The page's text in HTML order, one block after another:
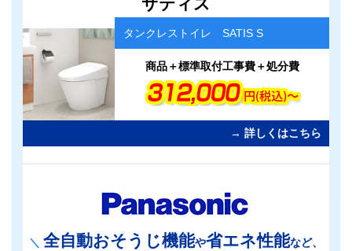
リ
ン
ク
サティス
タンクレストイレ SATIS S
商品＋標準取付工事費＋処分費
→ 詳しくはこちら
＼ 全自動おそうじ機能や省エネ性能など、